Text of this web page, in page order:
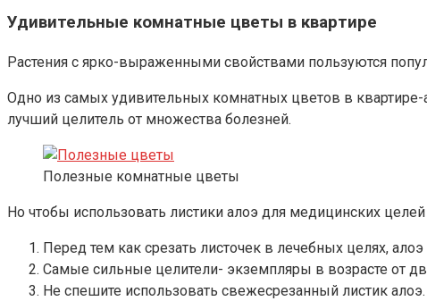
Удивительные комнатные цветы в квартире
Растения с ярко-выраженными свойствами пользуются
Одно из самых удивительных комнатных цветов в квартире-
лучший целитель от множества болезней.
Полезные комнатные цветы
Но чтобы использовать листики алоэ для медицинских
Перед тем как срезать листочек в лечебных целях,
Самые сильные целители- экземпляры в возрасте от
Не спешите использовать свежесрезанный листик